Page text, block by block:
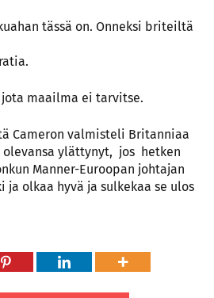
tässä on. Onneksi briteiltä
maailma ei tarvitse.
Cameron valmisteli Britanniaa
olevansa ylättynyt, jos hetken
Manner-Euroopan johtajan
olkaa hyvä ja sulkekaa se ulos